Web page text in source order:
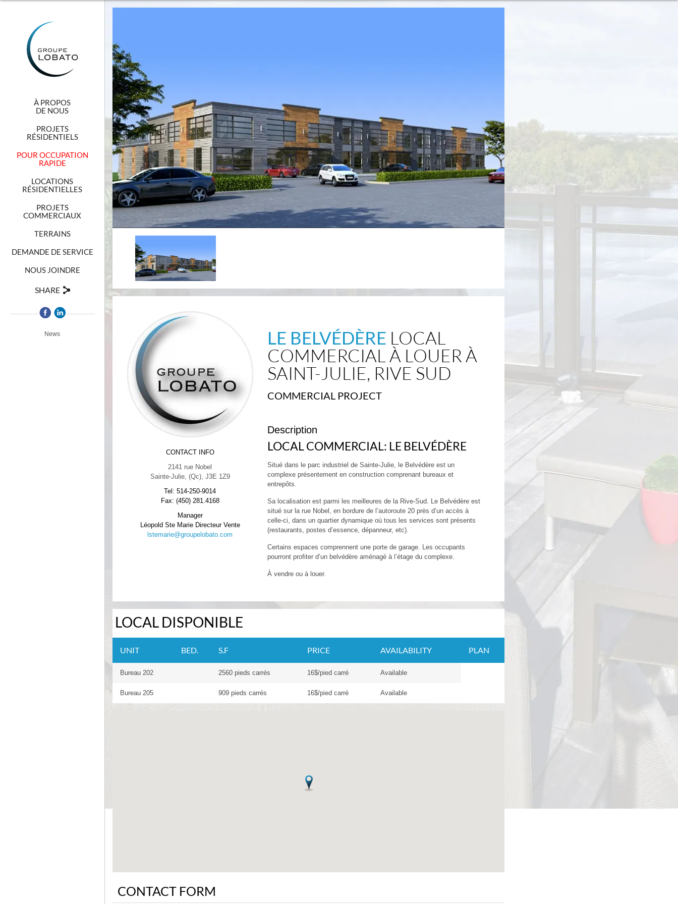
À PROPOS
DE NOUS
PROJETS
RÉSIDENTIELS
POUR OCCUPATION
RAPIDE
LOCATIONS
RÉSIDENTIELLES
PROJETS
COMMERCIAUX
TERRAINS
DEMANDE DE SERVICE
NOUS JOINDRE
SHARE
News
CONTACT INFO
2141 rue Nobel
Sainte-Julie, (Qc), J3E 1Z9
Tel: 514-250-9014
Fax: (450) 281.4168
Manager
Léopold Ste Marie Directeur Vente
lstemarie@groupelobato.com
LE BELVÉDÈRE LOCAL
COMMERCIAL À LOUER À
SAINT-JULIE, RIVE SUD
COMMERCIAL PROJECT
Description
LOCAL COMMERCIAL: LE BELVÉDÈRE
Situé dans le parc industriel de Sainte-Julie, le Belvédère est un
complexe présentement en construction comprenant bureaux et
entrepôts.
Sa localisation est parmi les meilleures de la Rive-Sud. Le Belvédère est
situé sur la rue Nobel, en bordure de l’autoroute 20 près d’un accès à
celle-ci, dans un quartier dynamique où tous les services sont présents
(restaurants, postes d’essence, dépanneur, etc).
Certains espaces comprennent une porte de garage. Les occupants
pourront profiter d’un belvédère aménagé à l’étage du complexe.
À vendre ou à louer.
LOCAL DISPONIBLE
UNIT BED. S.F PRICE AVAILABILITY PLAN
Bureau 202 2560 pieds carrés 16$/pied carré Available
Bureau 205 909 pieds carrés 16$/pied carré Available
CONTACT FORM